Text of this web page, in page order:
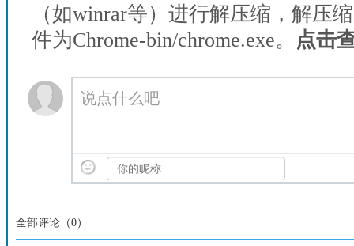
（如winrar等）进行解压缩，解压
件为Chrome-bin/chrome.exe。
点击
说点什么吧
全部评论（0）